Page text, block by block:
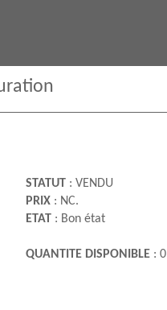
STATUT: VENDU
PRIX : NC.
ETAT: Bon état
QUANTITE DISPONIBLE: 0